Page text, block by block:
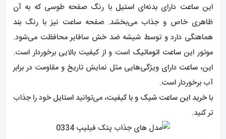
اینساعت دارای بدنه‌ایاستیل با رنگ صفحه طوسی که به آن
ظاهری خاص و جذاب می‌بخشد. صفحهساعت نیز با رنگ بند
هماهنگی دارد و توسط شیشه ضد خش سافایر محافظت می‌شود.
موتور اینساعت اتوماتیک است و از کیفیت بالایی برخوردار است.
این، ساعت دارای ویژگی‌هایی مثل نمایش تاریخ و مقاومت در برابر
آب برخوردار است.
با خرید این ساعت شیک و با کیفیت، می‌توانیداستایل خود را جذاب
تر کنید.